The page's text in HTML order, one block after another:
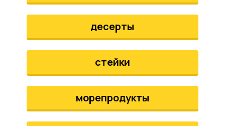
десерты
стейки
морепродукты